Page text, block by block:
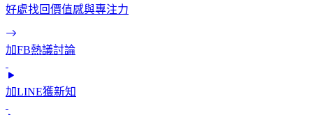
好處找回價值感與專注力
加FB熱議討論
加LINE獲新知